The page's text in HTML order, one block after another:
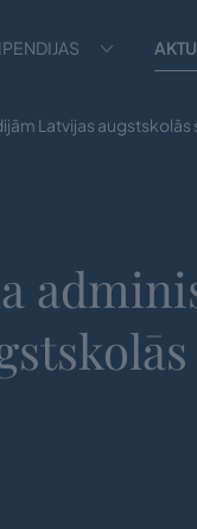
Latvijas augstskolās